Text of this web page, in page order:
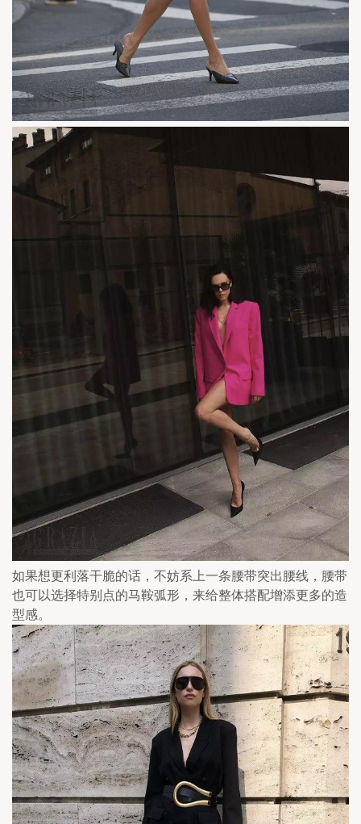
如果想更利落干脆的话，不妨系上一条腰带突出腰线，腰带
也可以选择特别点的马鞍弧形，来给整体搭配增添更多的造
型感。